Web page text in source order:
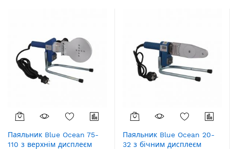
Паяльник Blue Ocean 75-
110 з верхнім дисплеєм
Паяльник Blue Ocean 20-
32 з бічним дисплеєм